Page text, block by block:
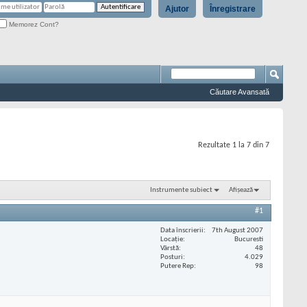
Înregistrare
Ajutor
Memorez Cont?
Căutare Avansată
Rezultate 1 la 7 din 7
Instrumente subiect Afișează
#1
Data înscrierii
7th August 2007
Locaţie
Bucuresti
Vârstă
48
Posturi
4.029
Putere Rep
98